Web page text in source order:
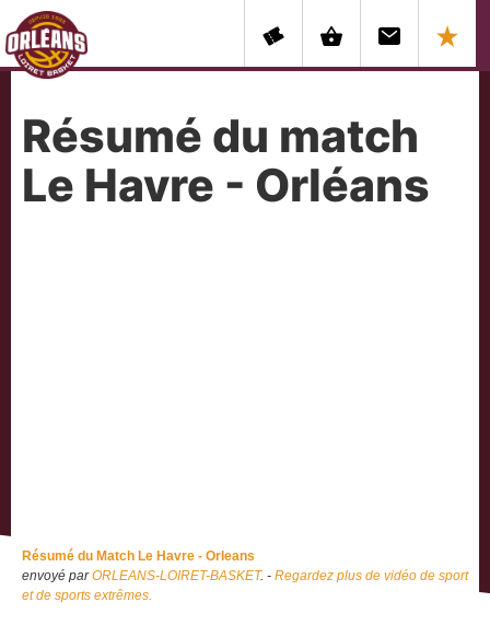
Résumé du match
Le Havre - Orléans
Résumé du Match Le Havre - Orleans
envoyé parORLEANS-LOIRET-BASKET. - Regardez plus de vidéo de sport
et de sports extrêmes.